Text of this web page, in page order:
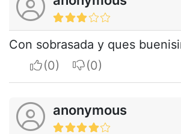
Con sobrasada y ques
I apreciateI do not
anonymous